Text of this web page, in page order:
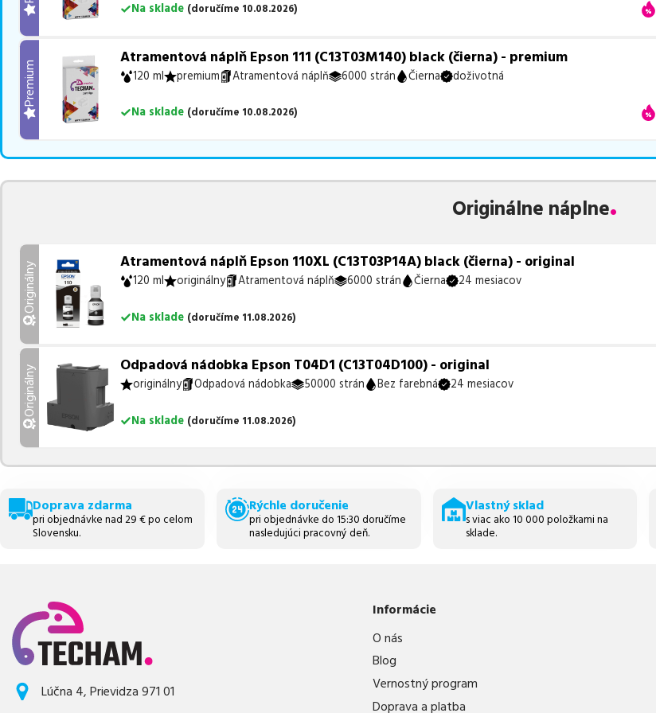
Na sklade (doručíme 10.08.2026)
Premium
Atramentová náplň Epson 111 (C13T03M140) black (čierna) - premium
120 ml premium Atramentová náplň 6000 strán Čierna doživotná
Na sklade (doručíme 10.08.2026)
Originálne náplne
Originálny Atramentová náplň Epson 110XL (C13T03P14A) black (čierna) - original
120 ml originálny Atramentová náplň 6000 strán Čierna 24 mesiacov
Na sklade (doručíme 11.08.2026)
Originálny Odpadová nádobka Epson T04D1 (C13T04D100) - original
originálny Odpadová nádobka 50000 strán Bez farebná 24 mesiacov
Na sklade (doručíme 11.08.2026)
Doprava zdarma
pri objednávke nad 29 € po celom
Slovensku.
Rýchle doručenie
pri objednávke do 15:30 doručíme
nasledujúci pracovný deň.
Vlastný sklad
s viac ako 10 000 položkami na
sklade.
Lúčna 4, Prievidza 971 01
Informácie
O nás
Blog
Vernostný program
Doprava a platba